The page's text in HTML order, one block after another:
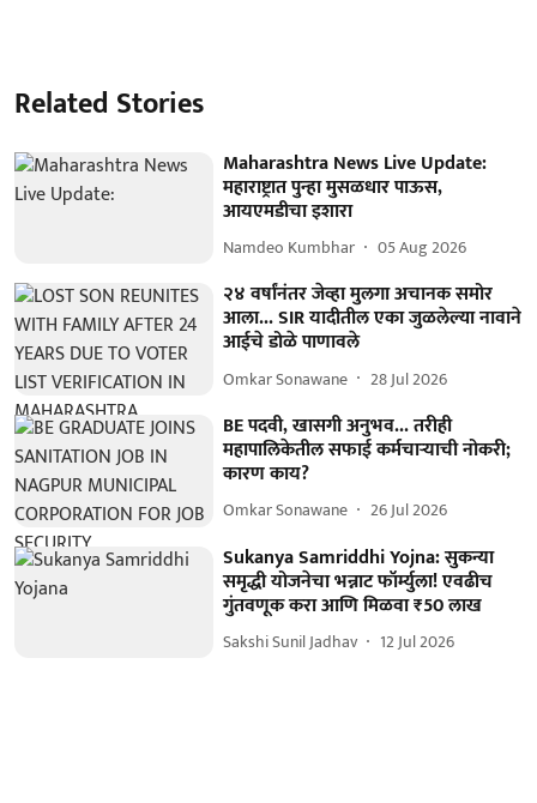
Related Stories
Maharashtra News Live Update:
महाराष्ट्रात पुन्हा मुसळधार पाऊस,
आयएमडीचा इशारा
Namdeo Kumbhar 05 Aug 2026
२४ वर्षांनंतर जेव्हा मुलगा अचानक समोर
आला... SIR यादीतील एका जुळलेल्या नावाने
आईचे डोळे पाणावले
Omkar Sonawane 28 Jul 2026
BE पदवी, खासगी अनुभव... तरीही
महापालिकेतील सफाई कर्मचाऱ्याची नोकरी;
कारण काय?
Omkar Sonawane 26 Jul 2026
Sukanya Samriddhi Yojna: सुकन्या
समृद्धी योजनेचा भन्नाट फॉर्म्युला! एवढीच
गुंतवणूक करा आणि मिळवा ₹50 लाख
Sakshi Sunil Jadhav 12 Jul 2026